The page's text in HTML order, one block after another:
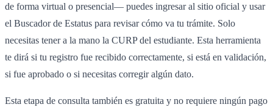
de forma virtual o presencial— puedes ingresar al sitio oficial y usar
el Buscador de Estatus para revisar cómo va tu trámite. Solo
necesitas tener a la mano la CURP del estudiante. Esta herramienta
te dirá si tu registro fue recibido correctamente, si está en validación,
si fue aprobado o si necesitas corregir algún dato.
Esta etapa de consulta también es gratuita y no requiere ningún pago